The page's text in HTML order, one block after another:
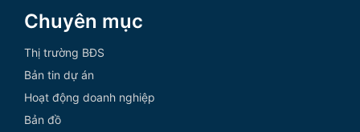
Chuyên mục
Thị trường BĐS
Bản tin dự án
Hoạt động doanh nghiệp
Bản đồ